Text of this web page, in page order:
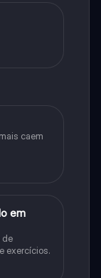
caem
em
de
exercícios.